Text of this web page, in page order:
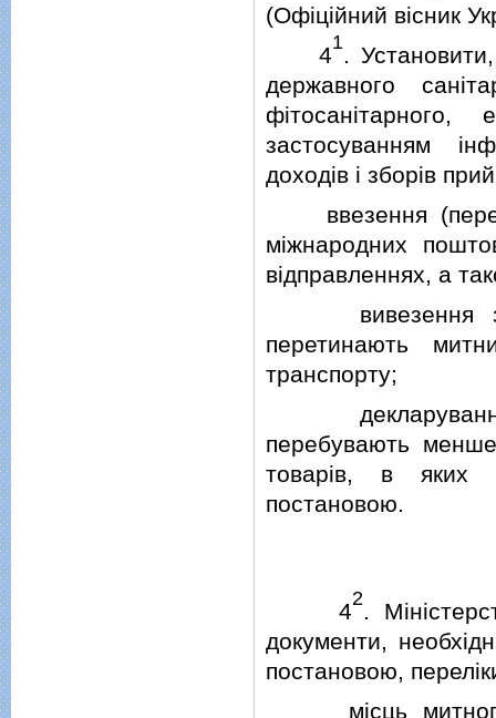
(Офiцiйний вiсник
41.
державного
фiтосанiтарного,
застосуванням
доходiв i зборiв
ввезення
мiжнародних
вiдправленнях, а
вивезення за
перетинають
транспорту;
декларування
перебувають
товарiв, в яких
постановою.
42.
документи,
постановою,
мiсць митного